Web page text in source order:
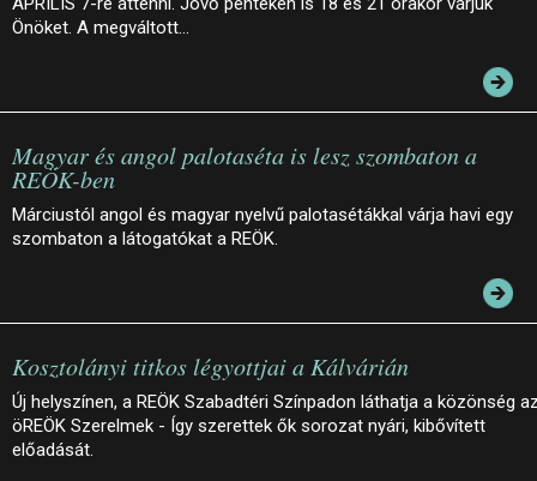
Önöket. A megváltott…
Magyar és angol palotaséta is lesz szombaton a
REÖK-ben
Márciustól angol és magyar nyelvű palotasétákkal várja havi egy
szombaton a látogatókat a REÖK.
Kosztolányi titkos légyottjai a Kálvárián
Új helyszínen, a REÖK Szabadtéri Színpadon láthatja a közönség
öREÖK Szerelmek - Így szerettek ők sorozat nyári, kibővített
előadását.